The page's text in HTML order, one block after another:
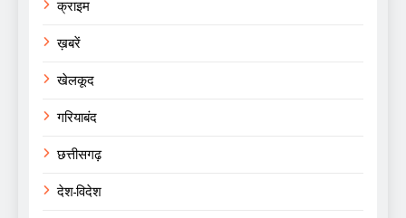
क्राइम
ख़बरें
खेलकूद
गरियाबंद
छत्तीसगढ़
देश-विदेश